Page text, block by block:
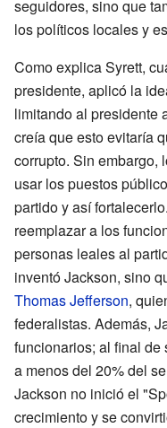
seguidores, sino que
los políticos locales y
Como explica Syrett,
presidente, aplicó la
limitando al presidente
creía que esto evitaría
corrupto. Sin embargo,
usar los puestos
partido y así
reemplazar a los
personas leales al
inventó Jackson, sino
Thomas Jefferson,
federalistas. Además,
funcionarios; al final
a menos del 20% del
Jackson no inició el
crecimiento y se